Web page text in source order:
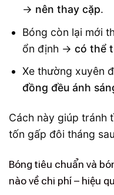
→ nên thay cặp.
Bóng còn lại mới
ổn định → có thể
Xe thường xuyên
đồng đều ánh
Cách này giúp tránh
tốn gấp đôi tháng
Bóng tiêu chuẩn và
nào về chi phí – hiệu